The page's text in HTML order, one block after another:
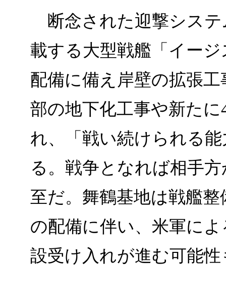
断念された迎撃システ
載する大型戦艦「イー
配備に備え岸壁の拡張
部の地下化工事や新た
れ、「戦い続けられる
る。戦争となれば相手
至だ。舞鶴基地は戦艦
の配備に伴い、米軍に
設受け入れが進む可能